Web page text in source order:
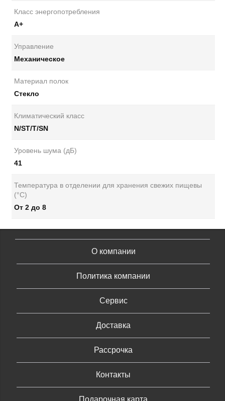
Класс энергопотребления
А+
Управление
Механическое
Материал полок
Стекло
Климатический класс
N/ST/T/SN
Уровень шума (дБ)
41
Температура в отделении для хранения свежих пищевы
(°C)
От 2 до 8
О компании
Политика компании
Сервис
Доставка
Рассрочка
Контакты
Подарочная карта